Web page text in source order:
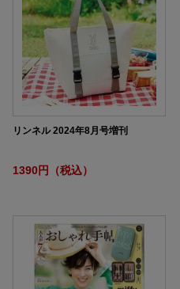
リンネル 2024年8月号増刊
1390円（税込）